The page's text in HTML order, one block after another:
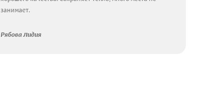
занимает.
Рябова Лидия